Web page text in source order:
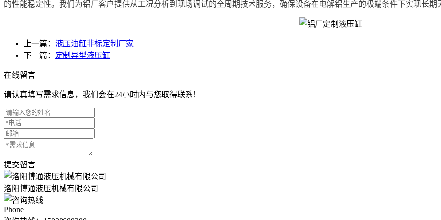
的性能稳定性。我们为铝厂客户提供从工况分析到现场调试的全周期技术服务，确保设备在电解铝生产的极端条件下实现长期
上一篇： 液压油缸非标定制厂家
下一篇： 定制异型液压缸
在线留言
请认真填写需求信息，我们会在24小时内与您取得联系！
提交留言
洛阳博通液压机械有限公司
Phone